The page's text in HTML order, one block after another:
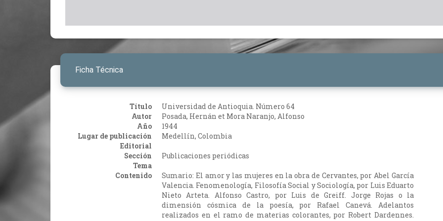
Ficha Técnica
Título
Universidad de Antioquia. Número 64
Autor
Posada, Hernán et Mora Naranjo, Alfonso
Año
1944
Lugar de publicación
Medellín, Colombia
Editorial
Sección
Publicaciones periódicas
Tema
Contenido
Sumario: El amor y las mujeres en la obra de Cervantes, por Abel García
Valencia. Fenomenología, Filosofía Social y Sociología, por Luis Eduarto
Nieto Arteta. Alfonso Castro, por Luis de Greiff. Jorge Rojas o la
dimensión cósmica de la poesía, por Rafael Canevá. Adelantos
realizados en el ramo de materias colorantes, por Robert Dardennes.